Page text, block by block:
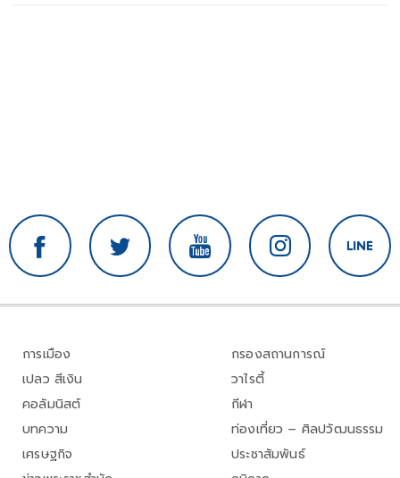
การเมือง
เปลว สีเงิน
คอลัมนิสต์
บทความ
เศรษฐกิจ
กรองสถานการณ์
วาไรตี้
กีฬา
ท่องเที่ยว – ศิลปวัฒนธรรม
ประชาสัมพันธ์